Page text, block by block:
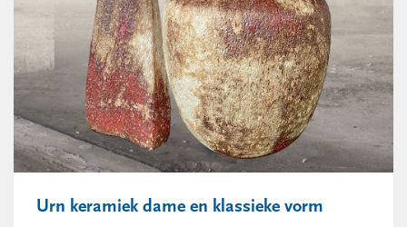
Urn keramiek dame en klassieke vorm